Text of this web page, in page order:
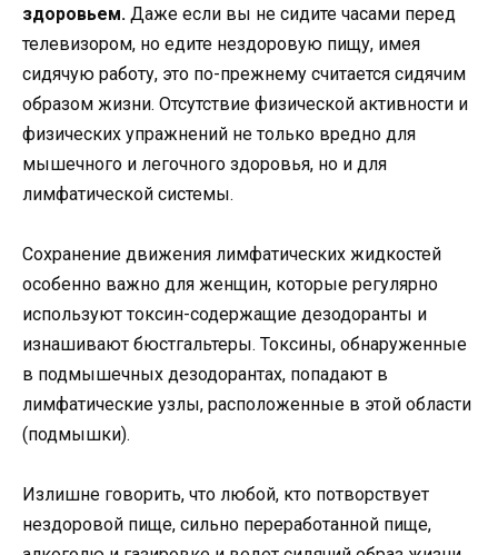
здоровьем. Даже если вы не сидите часами перед
телевизором, но едите нездоровую пищу, имея
сидячую работу, это по-прежнему считается сидячим
образом жизни. Отсутствие физической активности и
физических упражнений не только вредно для
мышечного и легочного здоровья, но и для
лимфатической системы.
Сохранение движения лимфатических жидкостей
особенно важно для женщин, которые регулярно
используют токсин-содержащие дезодоранты и
изнашивают бюстгальтеры. Токсины, обнаруженные
в подмышечных дезодорантах, попадают в
лимфатические узлы, расположенные в этой области
(подмышки).
Излишне говорить, что любой, кто потворствует
нездоровой пище, сильно переработанной пище,